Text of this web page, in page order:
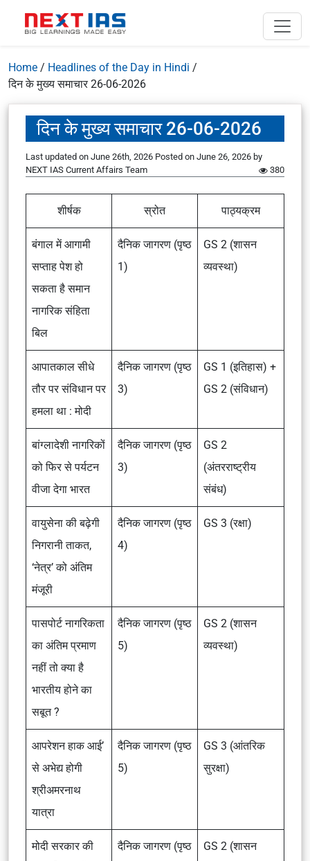
Home / Headlines of the Day in Hindi /
दिन के मुख्य समाचार 26-06-2026
दिन के मुख्य समाचार 26-06-2026
Last updated on June 26th, 2026 Posted on June 26, 2026 by
NEXT IAS Current Affairs Team
380
शीर्षक स्रोत पाठ्यक्रम
बंगाल में आगामी
सप्ताह पेश हो
सकता है समान
नागरिक संहिता
बिल
दैनिक जागरण (पृष्ठ
1)
GS 2 (शासन
व्यवस्था)
आपातकाल सीधे
तौर पर संविधान पर
हमला था : मोदी
दैनिक जागरण (पृष्ठ
3)
GS 1 (इतिहास) +
GS 2 (संविधान)
बांग्लादेशी नागरिकों
को फिर से पर्यटन
वीजा देगा भारत
दैनिक जागरण (पृष्ठ
3)
GS 2
(अंतरराष्ट्रीय
संबंध)
वायुसेना की बढ़ेगी
निगरानी ताकत,
‘नेत्र’ को अंतिम
मंजूरी
दैनिक जागरण (पृष्ठ
4)
GS 3 (रक्षा)
पासपोर्ट नागरिकता
का अंतिम प्रमाण
नहीं तो क्या है
भारतीय होने का
सबूत ?
दैनिक जागरण (पृष्ठ
5)
GS 2 (शासन
व्यवस्था)
आपरेशन हाक आई’
से अभेद्य होगी
श्रीअमरनाथ
यात्रा
दैनिक जागरण (पृष्ठ
5)
GS 3 (आंतरिक
सुरक्षा)
मोदी सरकार की
दैनिक जागरण (पृष्ठ
GS 2 (शासन